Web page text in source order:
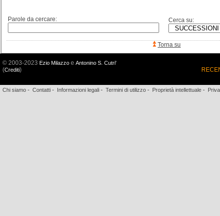
Parole da cercare: Cerca su:
Torna su
© 2003-2023 Ezio Milazzo e Antonino S. Cutri'
(Crediti)
Chi siamo - Contatti - Informazioni legali - Termini di utilizzo - Proprietà intellettuale -